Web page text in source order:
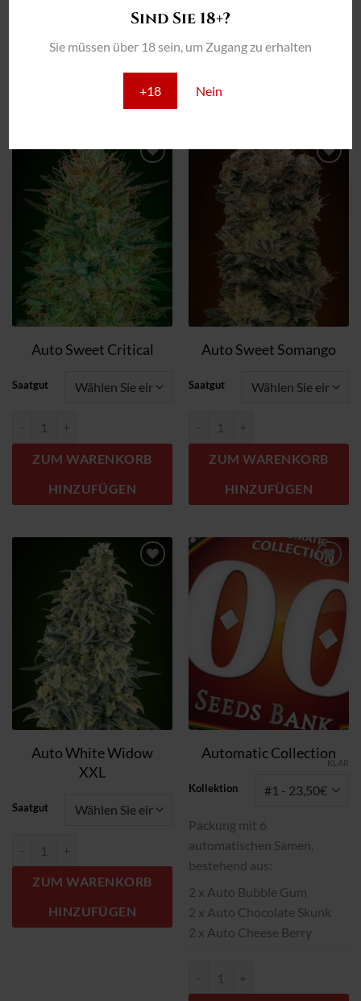
Sind Sie 18+?
Sie müssen über 18 sein, um Zugang zu erhalten
+18 Nein
Auto Rainbow Mints Menge
ZUM WARENKORB
Auto Super Skunk Menge
ZUM WARENKORB
Zum
Wunschzettel
hinzufügen
Auto Sweet Critical
Saatgut
ZUM WARENKORB
HINZUFÜGEN
Zum
Wunschzettel
hinzufügen
Auto Sweet Somango
Saatgut
ZUM WARENKORB
HINZUFÜGEN
Zum
Wunschzettel
hinzufügen
Auto White Widow
XXL
Saatgut
ZUM WARENKORB
HINZUFÜGEN
Zum
Wunschzettel
hinzufügen
Automatic Collection
Kollektion
KLAR
Packung mit 6
automatischen Samen,
bestehend aus:
2 x Auto Bubble Gum
2 x Auto Chocolate Skunk
2 x Auto Cheese Berry